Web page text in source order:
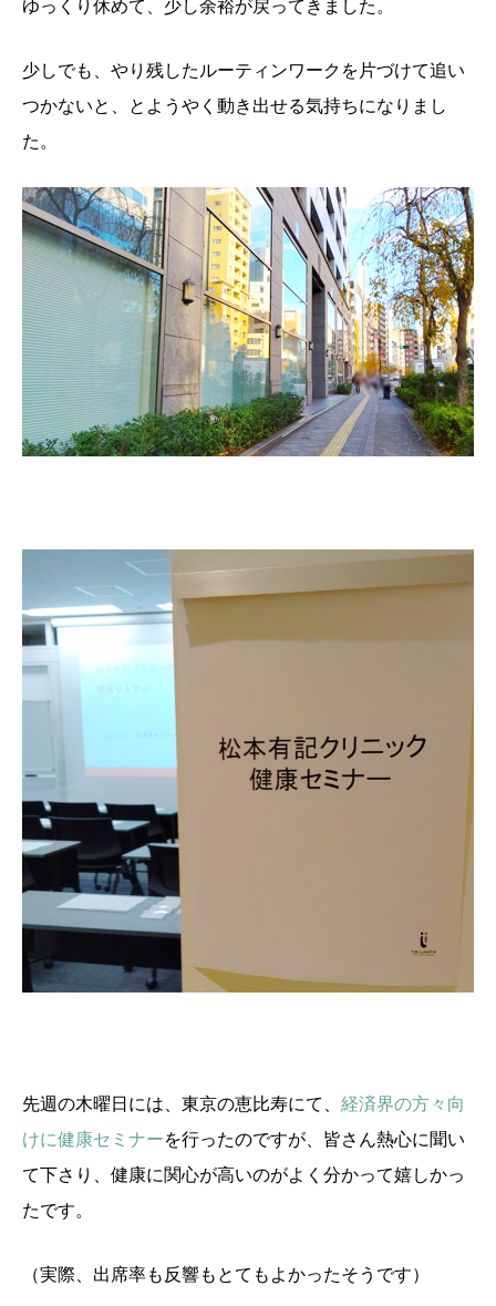
ゆっくり休めて、少し余裕が戻ってきました。
少しでも、やり残したルーティンワークを片づけて追い
つかないと、とようやく動き出せる気持ちになりまし
た。
先週の木曜日には、東京の恵比寿にて、 経済界の方々向
けに健康セミナーを行ったのですが、皆さん熱心に聞い
て下さり、健康に関心が高いのがよく分かって嬉しかっ
たです。
（実際、出席率も反響もとてもよかったそうです）